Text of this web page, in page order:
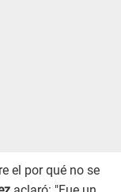
el por qué no se